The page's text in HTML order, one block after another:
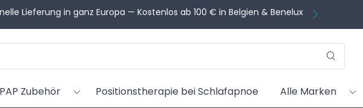
Sie Hilfe bei der Auswahl? Unsere CPAP-Berater helfen Ihnen kostenlos
Zubehör Positionstherapie bei Schlafapnoe Alle Marken